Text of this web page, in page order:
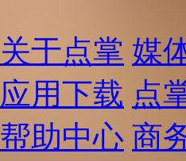
关于点掌 媒
应用下载 点
帮助中心 商